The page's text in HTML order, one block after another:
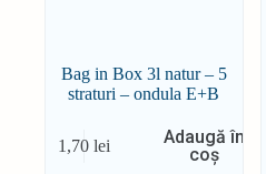
Bag in Box 3l natur – 5
straturi – ondula E+B
1,70 lei
Adaugă în
coș